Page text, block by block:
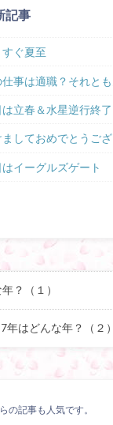
記事
すぐ夏至
仕事は適職？それと
は立春＆水星逆行終了
ましておめでとうご
イーグルズゲート
？（１）
年はどんな年？（２
の記事も人気です。